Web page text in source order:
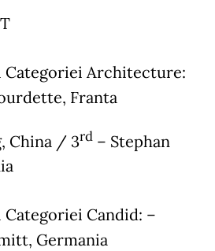
Categoriei Architecture:
Franta
China / 3rd – Stephan
Candid: –
Germania